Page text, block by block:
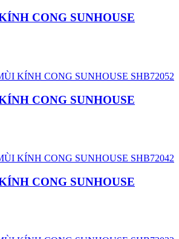
CONG SUNHOUSE
CONG SUNHOUSE
CONG SUNHOUSE